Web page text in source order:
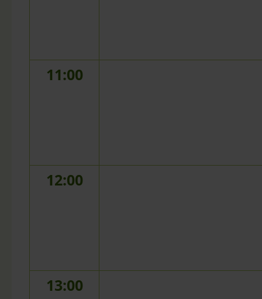
11:00
12:00
13:00